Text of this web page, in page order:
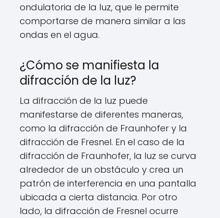
ondulatoria de la luz, que le permite
comportarse de manera similar a las
ondas en el agua.
¿Cómo se manifiesta la
difracción de la luz?
La difracción de la luz puede
manifestarse de diferentes maneras,
como la difracción de Fraunhofer y la
difracción de Fresnel. En el caso de la
difracción de Fraunhofer, la luz se curva
alrededor de un obstáculo y crea un
patrón de interferencia en una pantalla
ubicada a cierta distancia. Por otro
lado, la difracción de Fresnel ocurre